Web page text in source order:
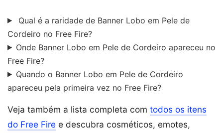
Qual é a raridade de Banner Lobo em Pele de
Cordeiro no Free Fire?
Onde Banner Lobo em Pele de Cordeiro apareceu no
Free Fire?
Quando o Banner Lobo em Pele de Cordeiro
apareceu pela primeira vez no Free Fire?
Veja também a lista completa com todos os itens
do Free Fire e descubra cosméticos, emotes,